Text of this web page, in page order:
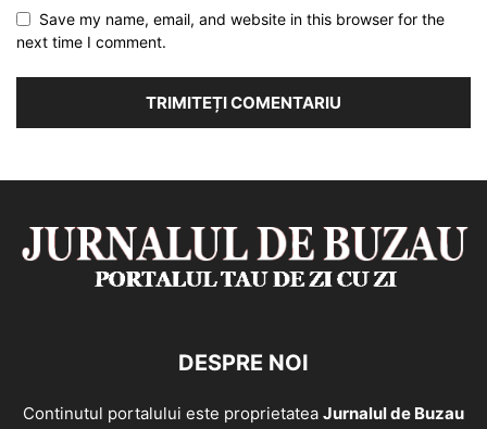
Save my name, email, and website in this browser for the
next time I comment.
DESPRE NOI
Continutul portalului este proprietatea Jurnalul de Buzau